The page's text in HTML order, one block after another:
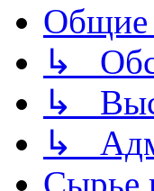
Общие
↳
↳
↳
Сырье